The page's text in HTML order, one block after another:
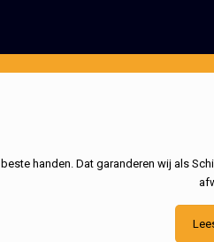
handen. Dat garanderen wij als